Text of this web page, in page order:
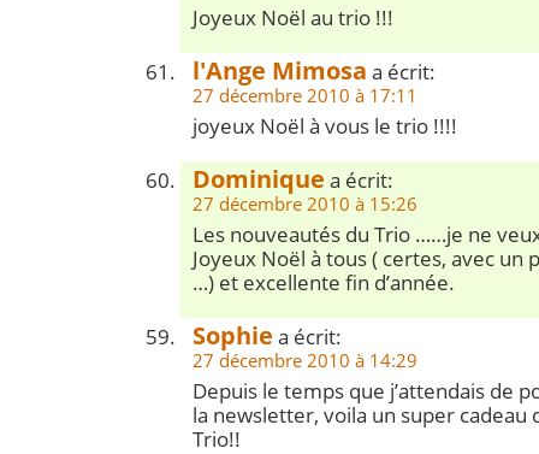
Joyeux Noël au trio !!!
l'Ange Mimosa a écrit:
27 décembre 2010 à 17:11
joyeux Noël à vous le trio !!!!
Dominique a écrit:
27 décembre 2010 à 15:26
Les nouveautés du Trio ……je ne
Joyeux Noël à tous ( certes, avec un
…) et excellente fin d’année.
Sophie a écrit:
27 décembre 2010 à 14:29
Depuis le temps que j’attendais de
la newsletter, voila un super cadeau
Trio!!